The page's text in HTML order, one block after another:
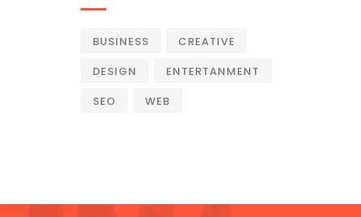
BUSINESS
CREATIVE
DESIGN
ENTERTANMENT
SEO
WEB